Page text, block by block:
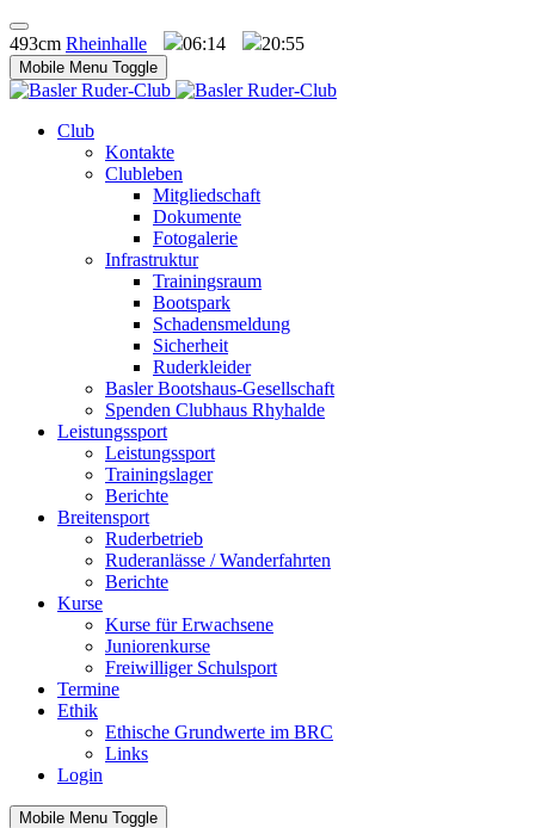
493cm Rheinhalle 06:14 20:55
Mobile Menu Toggle
Club
Kontakte
Clubleben
Mitgliedschaft
Dokumente
Fotogalerie
Infrastruktur
Trainingsraum
Bootspark
Schadensmeldung
Sicherheit
Ruderkleider
Basler Bootshaus-Gesellschaft
Spenden Clubhaus Rhyhalde
Leistungssport
Leistungssport
Trainingslager
Berichte
Breitensport
Ruderbetrieb
Ruderanlässe / Wanderfahrten
Berichte
Kurse
Kurse für Erwachsene
Juniorenkurse
Freiwilliger Schulsport
Termine
Ethik
Ethische Grundwerte im BRC
Links
Login
Mobile Menu Toggle